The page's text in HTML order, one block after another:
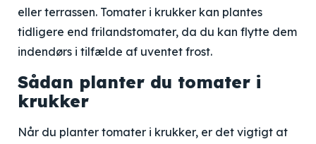
eller terrassen. Tomater i krukker kan plantes
tidligere end frilandstomater, da du kan flytte dem
indendørs i tilfælde af uventet frost.
Sådan planter du tomater i
krukker
Når du planter tomater i krukker, er det vigtigt at